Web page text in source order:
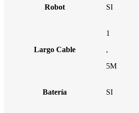
Robot SI
Largo Cable
1
,
5M
Batería SI